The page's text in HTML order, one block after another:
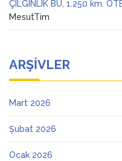
ÇILGINLIK BU, 1.250 km.
MesutTim
ARŞIVLER
Mart 2026
Şubat 2026
Ocak 2026